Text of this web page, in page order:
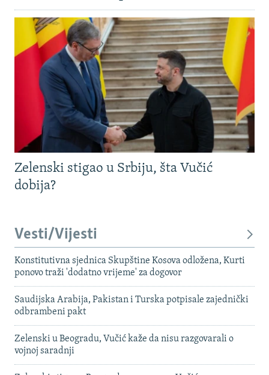
Zelenski stigao u Srbiju, šta Vučić
dobija?
Vesti/Vijesti
Konstitutivna sjednica Skupštine Kosova odložena, Kurti
ponovo traži 'dodatno vrijeme' za dogovor
Saudijska Arabija, Pakistan i Turska potpisale zajednički
odbrambeni pakt
Zelenski u Beogradu, Vučić kaže da nisu razgovarali o
vojnoj saradnji